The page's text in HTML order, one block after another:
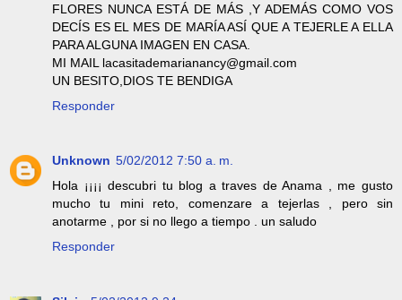
FLORES NUNCA ESTÁ DE MÁS ,Y ADEMÁS COMO VOS
DECÍS ES EL MES DE MARÍA ASÍ QUE A TEJERLE A ELLA
PARA ALGUNA IMAGEN EN CASA.
MI MAIL lacasitademarianancy@gmail.com
UN BESITO,DIOS TE BENDIGA
Responder
Unknown 5/02/2012 7:50 a. m.
Hola ¡¡¡¡ descubri tu blog a traves de Anama , me gusto
mucho tu mini reto, comenzare a tejerlas , pero sin
anotarme , por si no llego a tiempo . un saludo
Responder